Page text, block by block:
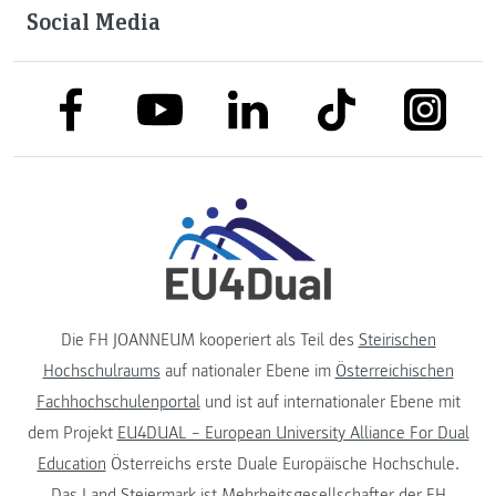
Social Media
link to facebooklink to youtubelink to linkedinlink to tiktok link to
Die FH JOANNEUM kooperiert als Teil des Steirischen
Hochschulraums auf nationaler Ebene im Österreichischen
Fachhochschulenportalund ist auf internationaler Ebene mit
dem Projekt EU4DUAL – European University Alliance For Dual
Education Österreichs erste Duale Europäische Hochschule.